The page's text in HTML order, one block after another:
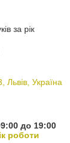
за рік
Львів, Україна
до 19:00
роботи